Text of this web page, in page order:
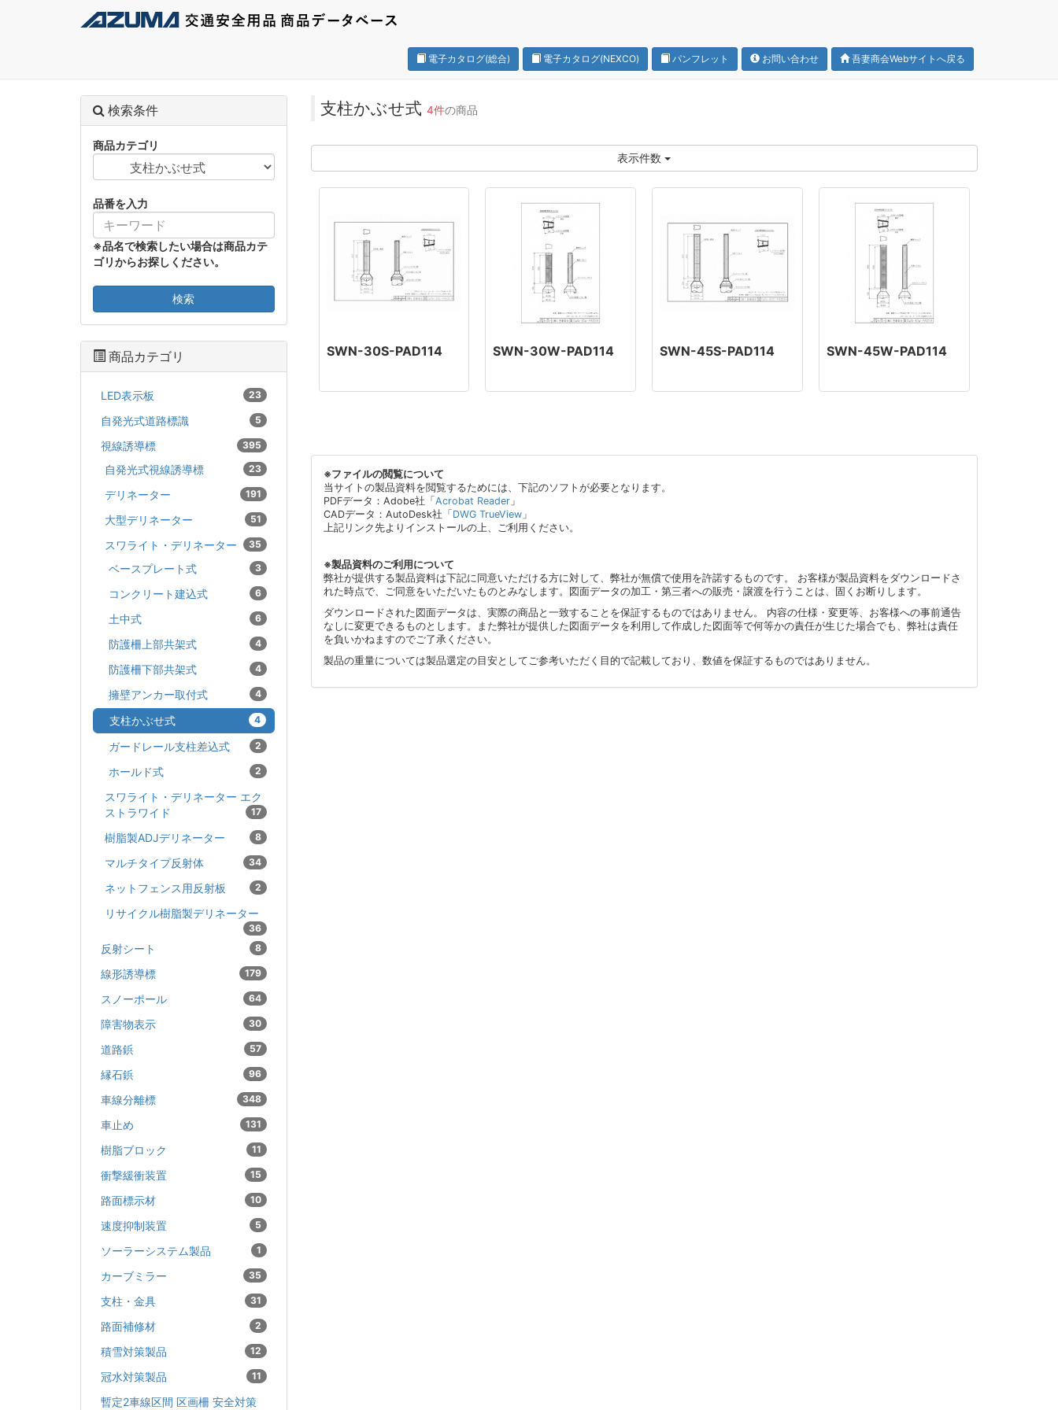
電子カタログ(総合) 電子カタログ(NEXCO) パンフレット お問い合わせ 吾妻商会Webサイトへ戻る
支柱かぶせ式 4件の商品
表示件数
SWN-30S-PAD114 SWN-30W-PAD114 SWN-45S-PAD114 SWN-45W-PAD114
※ファイルの閲覧について
当サイトの製品資料を閲覧するためには、下記のソフトが必要となります。
PDFデータ：Adobe社「 Acrobat Reader」
CADデータ：AutoDesk社「 DWG TrueView」
上記リンク先よりインストールの上、ご利用ください。
※製品資料のご利用について
弊社が提供する製品資料は下記に同意いただける方に対して、弊社が無償で使用を許諾するものです。 お客様が製品資料をダウンロードさ
れた時点で、ご同意をいただいたものとみなします。図面データの加工・第三者への販売・譲渡を行うことは、固くお断りします。
ダウンロードされた図面データは、実際の商品と一致することを保証するものではありません。 内容の仕様・変更等、お客様への事前通告
なしに変更できるものとします。また弊社が提供した図面データを利用して作成した図面等で何等かの責任が生じた場合でも、弊社は責任
を負いかねますのでご了承ください。
製品の重量については製品選定の目安としてご参考いただく目的で記載しており、数値を保証するものではありません。
検索条件
商品カテゴリ
品番を入力
※品名で検索したい場合は商品カテ
ゴリからお探しください。
検索
商品カテゴリ
LED表示板 23
自発光式道路標識 5
視線誘導標 395
自発光式視線誘導標 23
デリネーター 191
大型デリネーター 51
スワライト・デリネーター 35
ベースプレート式 3
コンクリート建込式 6
土中式 6
防護柵上部共架式 4
防護柵下部共架式 4
擁壁アンカー取付式 4
支柱かぶせ式 4
ガードレール支柱差込式 2
ホールド式 2
スワライト・デリネーター エク
ストラワイド
17
樹脂製ADJデリネーター 8
マルチタイプ反射体 34
ネットフェンス用反射板 2
リサイクル樹脂製デリネーター
36
反射シート 8
線形誘導標 179
スノーポール 64
障害物表示 30
道路鋲 57
縁石鋲 96
車線分離標 348
車止め 131
樹脂ブロック 11
衝撃緩衝装置 15
路面標示材 10
速度抑制装置 5
ソーラーシステム製品 1
カーブミラー 35
支柱・金具 31
路面補修材 2
積雪対策製品 12
冠水対策製品 11
暫定2車線区間 区画柵 安全対策